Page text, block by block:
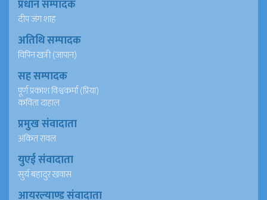
प्रधान सम्पादक
दीप जंग शाह
अतिथि सम्पादक
विपिन खत्री (जापान)
सह सम्पादक
पूर्ण प्रकाश विश्वकर्मा (प्रिया)
कविता दाहाल
प्रमुख संवादाता
अंकित रावल
युएई संवादाता
सुर्य बहादुर खवास
आयरल्याण्ड संवादाता